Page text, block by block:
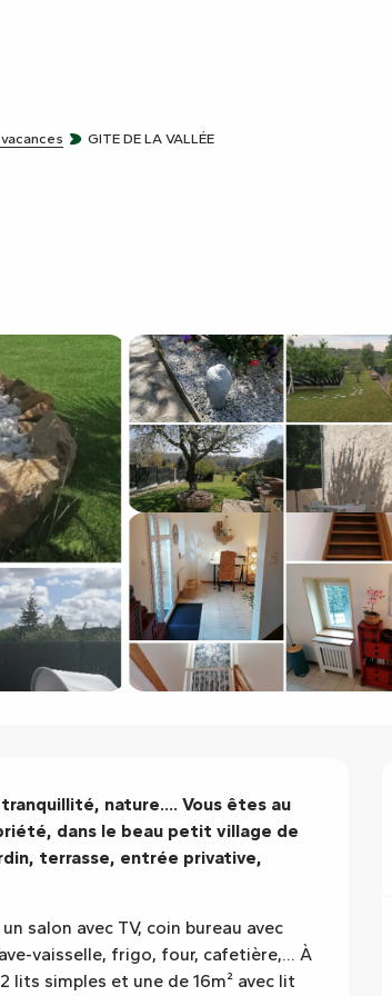
GITE DE LA VALLÉE
nature.... Vous êtes au
dans le beau petit village de
terrasse, entrée privative,
salon avec TV, coin bureau avec
vaisselle, frigo, four, cafetière,... À
lits simples et une de 16m² avec lit